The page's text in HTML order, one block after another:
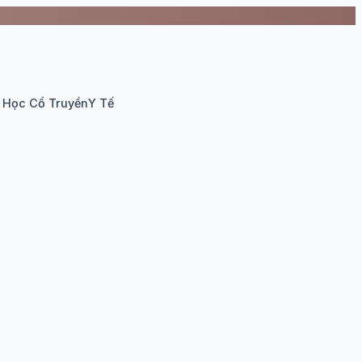
Học Cổ TruyềnY Tế